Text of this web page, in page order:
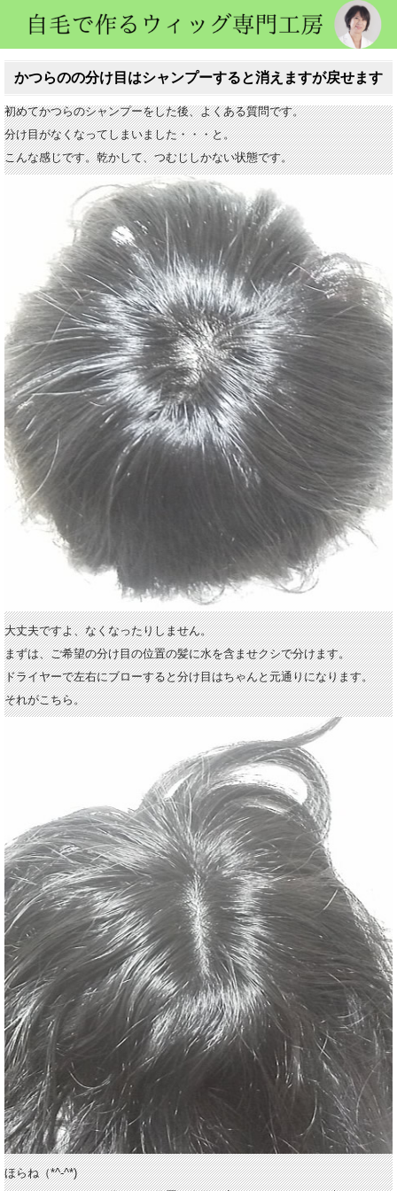
かつらのの分け目はシャンプーすると消えますが戻せます
初めてかつらのシャンプーをした後、よくある質問です。
分け目がなくなってしまいました・・・と。
こんな感じです。乾かして、つむじしかない状態です。
大丈夫ですよ、なくなったりしません。
まずは、ご希望の分け目の位置の髪に水を含ませクシで分けます。
ドライヤーで左右にブローすると分け目はちゃんと元通りになります。
それがこちら。
ほらね（*^-^*)